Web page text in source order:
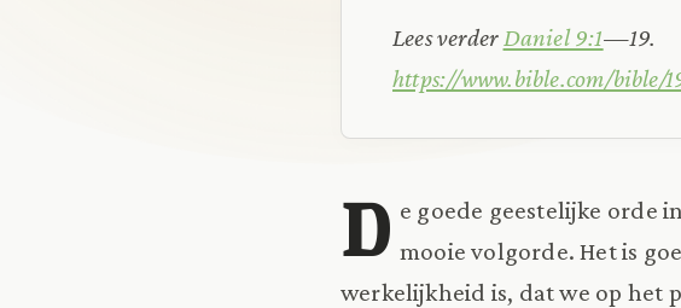
Lees verderDaniel 9:1—19.
https://www.bible.com/bible/
D e goede geestelijke orde
mooie volgorde. Het is
werkelijkheid is, dat we op het